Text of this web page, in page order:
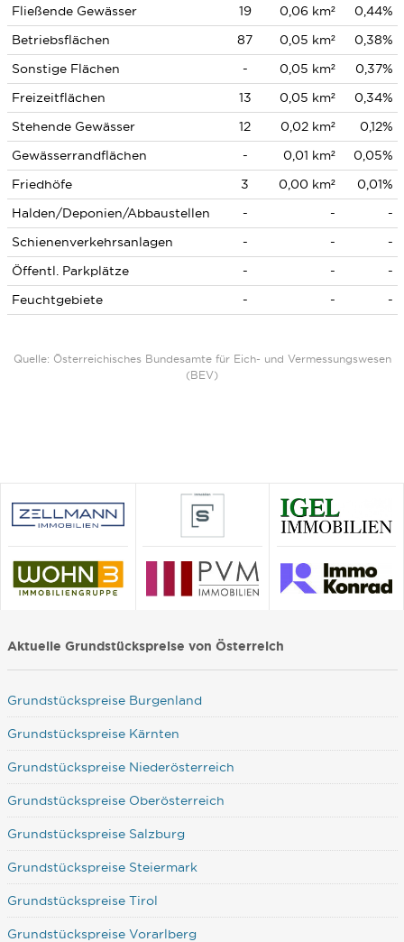
Fließende Gewässer 19 0,06 km²
0,44%
Betriebsflächen
87 0,05 km²
0,38%
Sonstige Flächen
- 0,05 km²
0,37%
Freizeitflächen
13 0,05 km²
0,34%
Stehende Gewässer
12 0,02 km²
0,12%
Gewässerrandflächen
- 0,01 km²
0,05%
Friedhöfe
3 0,00 km²
0,01%
Halden/Deponien/Abbaustellen
- -
-
Schienenverkehrsanlagen
- -
-
Öffentl. Parkplätze
- -
-
Feuchtgebiete
- - -
Quelle: Österreichisches Bundesamte für Eich- und Vermessungswesen
(BEV)
Aktuelle Grundstückspreise von Österreich
Grundstückspreise Burgenland
Grundstückspreise Kärnten
Grundstückspreise Niederösterreich
Grundstückspreise Oberösterreich
Grundstückspreise Salzburg
Grundstückspreise Steiermark
Grundstückspreise Tirol
Grundstückspreise Vorarlberg